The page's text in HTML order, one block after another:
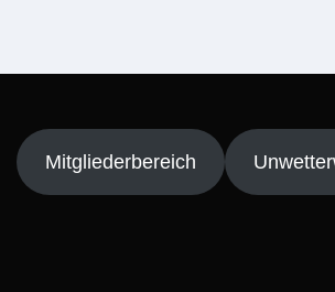
Mitgliederbereich